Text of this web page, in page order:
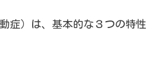
動症）は、基本的な３つの特性